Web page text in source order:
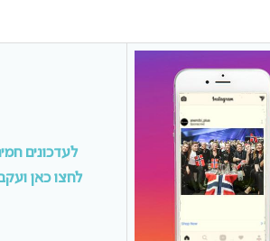
לעדכונים
לחצו כאן